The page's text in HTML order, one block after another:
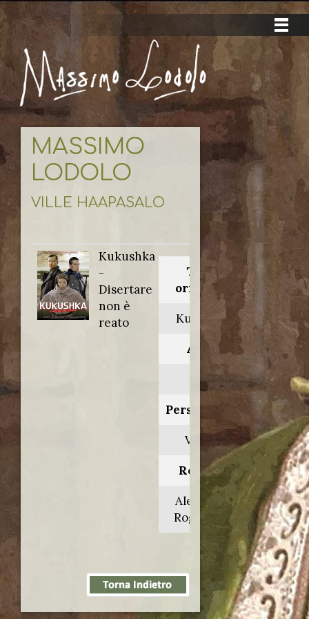
MASSIMO
LODOLO
VILLE HAAPASALO
Kukushka
-
Disertare
non è
reato
Titolo
originale:
Kukushka
Anno:
2002
Personaggio:
Veikko
Regia di:
Aleksandr
Rogozhkin